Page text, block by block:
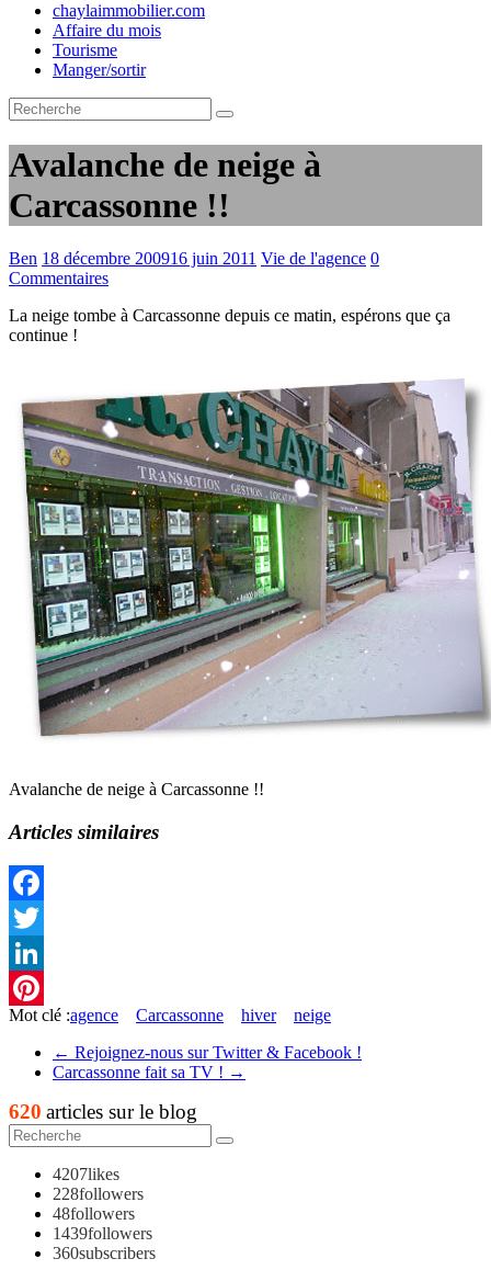
chaylaimmobilier.com
Affaire du mois
Tourisme
Manger/sortir
Avalanche de neige à
Carcassonne !!
Ben 18 décembre 200916 juin 2011 Vie de l'agence 0
Commentaires
La neige tombe à Carcassonne depuis ce matin, espérons que ça
continue !
Avalanche de neige à Carcassonne !!
Articles similaires
Facebook
Twitter
LinkedIn
Pinterest
Mot clé :agence Carcassonne hiver
neige
← Rejoignez-nous sur Twitter & Facebook !
Carcassonne fait sa TV ! →
620 articles sur le blog
4207likes
228followers
48followers
1439followers
360subscribers